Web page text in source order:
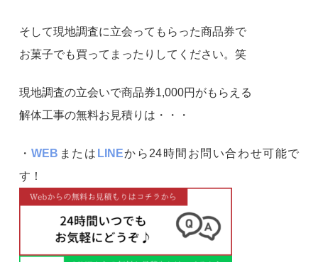
そして現地調査に立会ってもらった商品券で
お菓子でも買ってまったりしてください。笑
現地調査の立会いで商品券1,000円がもらえる
解体工事の無料お見積りは・・・
・WEB または LINEから24時間お問い合わせ可能で
す！